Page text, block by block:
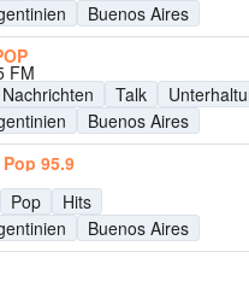
Buenos Aires
FM
Nachrichten Talk
Buenos Aires
95.9
Pop
Hits
Buenos Aires